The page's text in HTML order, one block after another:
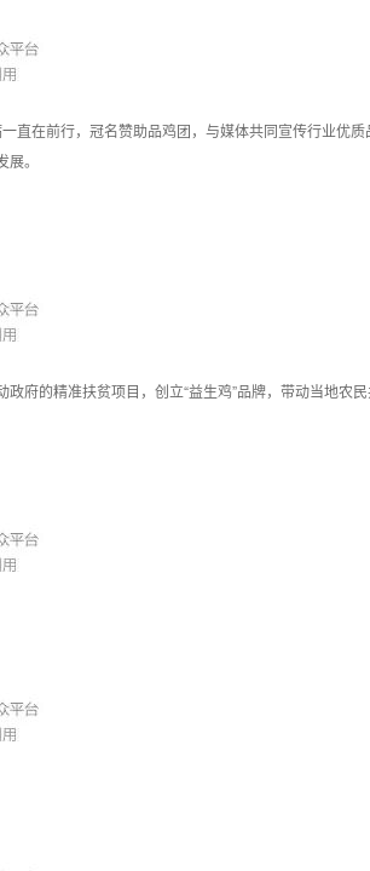
在前行，冠名赞助品鸡团，与媒体共同宣传行业优质
。
府的精准扶贫项目，创立“益生鸡”品牌，带动当地农民